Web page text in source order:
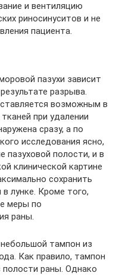
и вентиляцию
риносинуситов и не
пациента.
пазухи зависит
разрыва.
возможным в
при удалении
сразу, а по
исследования ясно,
пазуховой полости, и в
клинической картине
сохранить
лунке. Кроме того,
меры по
раны.
тампон из
Как правило, тампон
полости раны. Однако